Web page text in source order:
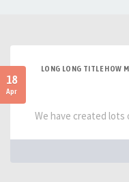
18
Apr
LONG LONG TITLE HOW
We have created lots